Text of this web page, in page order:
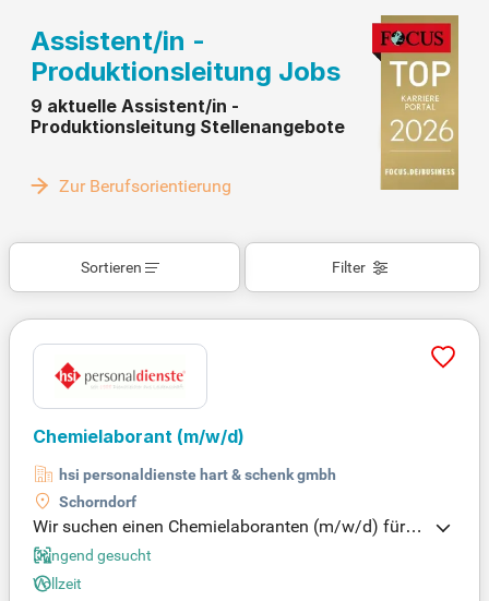
Assistent/in -
Produktionsleitung Jobs
9 aktuelle Assistent/in -
Produktionsleitung Stellenangebote
Zur Berufsorientierung
Filter
Sortieren
Chemielaborant (m/w/d)
hsi personaldienste hart & schenk gmbh
Schorndorf
Wir suchen einen Chemielaboranten (m/w/d) für u
nseren Standort in Schorndorf, ab sofort. Sie verdie
nen zwischen 15,50 und 18,50 Euro pro Stunde ge
mäß GVP-Tarifvertrag. In dieser Position entwickel
Dringend gesucht
Vollzeit